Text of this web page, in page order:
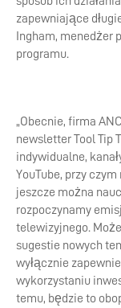
zapewniające
Ingham, menedżer
programu.
„Obecnie, firma
newsletter Tool Tip
indywidualne,
YouTube, przy
jeszcze można
rozpoczynamy
telewizyjnego.
sugestie nowych
wyłącznie
wykorzystaniu
temu, będzie to